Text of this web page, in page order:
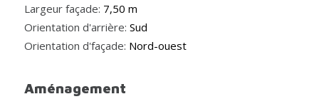
Largeur façade: 7,50 m
Orientation d'arrière: Sud
Orientation d'façade: Nord-ouest
Aménagement